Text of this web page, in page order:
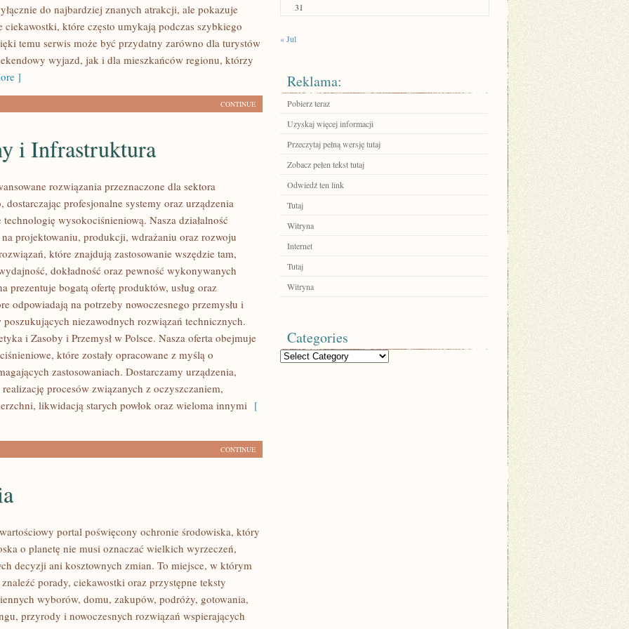
do najbardziej znanych atrakcji, ale pokazuje
ciekawostki, które często umykają podczas szybkiego
temu serwis może być przydatny zarówno dla turystów
wyjazd, jak i dla mieszkańców regionu, którzy
]
CONTINUE
i Infrastruktura
rozwiązania przeznaczone dla sektora
dostarczając profesjonalne systemy oraz urządzenia
wysokociśnieniową. Nasza działalność
projektowaniu, produkcji, wdrażaniu oraz rozwoju
które znajdują zastosowanie wszędzie tam,
dokładność oraz pewność wykonywanych
prezentuje bogatą ofertę produktów, usług oraz
odpowiadają na potrzeby nowoczesnego przemysłu i
poszukujących niezawodnych rozwiązań technicznych.
i Zasoby i Przemysł w Polsce. Nasza oferta obejmuje
które zostały opracowane z myślą o
zastosowaniach. Dostarczamy urządzenia,
procesów związanych z oczyszczaniem,
likwidacją starych powłok oraz wieloma innymi [
CONTINUE
portal poświęcony ochronie środowiska, który
o planetę nie musi oznaczać wielkich wyrzeczeń,
decyzji ani kosztownych zmian. To miejsce, w którym
porady, ciekawostki oraz przystępne teksty
wyborów, domu, zakupów, podróży, gotowania,
przyrody i nowoczesnych rozwiązań wspierających
31
« Jul
Reklama:
Pobierz teraz
Uzyskaj więcej informacji
Przeczytaj pełną wersję tutaj
Zobacz pełen tekst tutaj
Odwiedź ten link
Tutaj
Witryna
Internet
Tutaj
Witryna
Categories
Categories